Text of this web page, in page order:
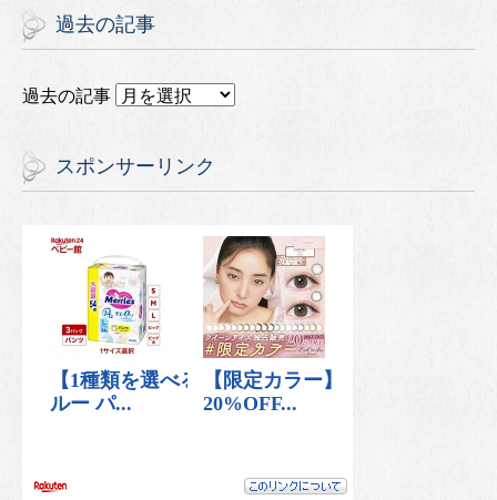
過去の記事
過去の記事
スポンサーリンク